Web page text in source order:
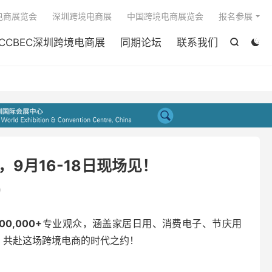


深圳跨境电商展 同期论坛 联系我们
商展览会 深圳跨境电商展 中国跨境电商展览会 报名参展
9月16-18日现场见！
专业观众，涵盖家居日用、消费电子、节庆用
赴这场跨境电商的时代之约！